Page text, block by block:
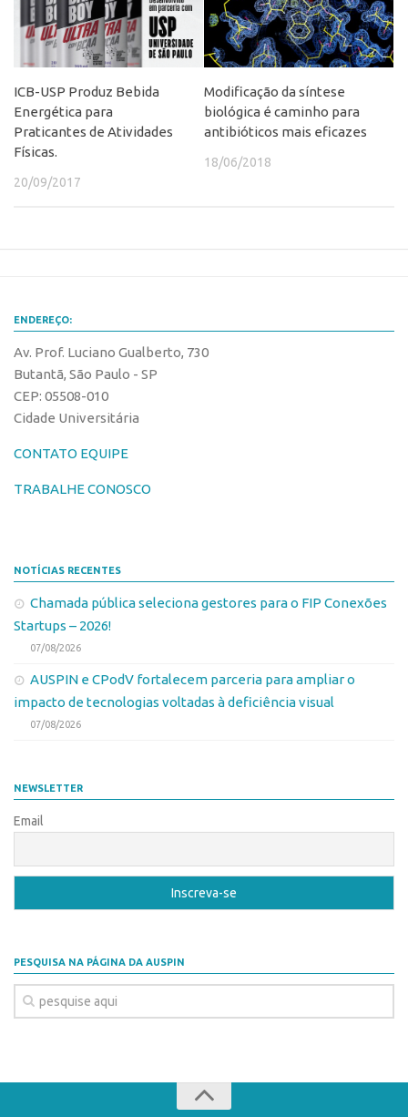
ICB-USP Produz Bebida
Energética para
Praticantes de Atividades
Físicas.
20/09/2017
Modificação da síntese
biológica é caminho para
antibióticos mais eficazes
18/06/2018
ENDEREÇO:
Av. Prof. Luciano Gualberto, 730
Butantã, São Paulo - SP
CEP: 05508-010
Cidade Universitária
CONTATO EQUIPE
TRABALHE CONOSCO
NOTÍCIAS RECENTES
Chamada pública seleciona gestores para o FIP Conexões
Startups – 2026!
07/08/2026
AUSPIN e CPodV fortalecem parceria para ampliar o
impacto de tecnologias voltadas à deficiência visual
07/08/2026
NEWSLETTER
Email
PESQUISA NA PÁGINA DA AUSPIN